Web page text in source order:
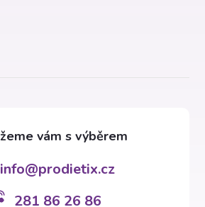
info@prodietix.cz
281 86 26 86